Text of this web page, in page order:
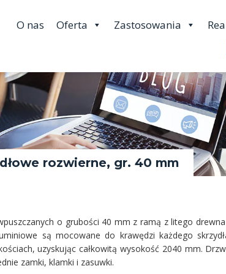
O nas Oferta Zastosowania
rozwierne, gr. 40 mm
o grubości 40 mm z ramą z litego
są mocowane do krawędzi każdego
uzyskując całkowitą wysokość 2040 mm.
zamki, klamki i zasuwki.